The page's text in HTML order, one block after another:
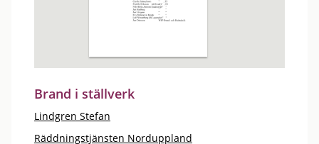
Brand i ställverk
Lindgren Stefan
Räddningstjänsten Norduppland